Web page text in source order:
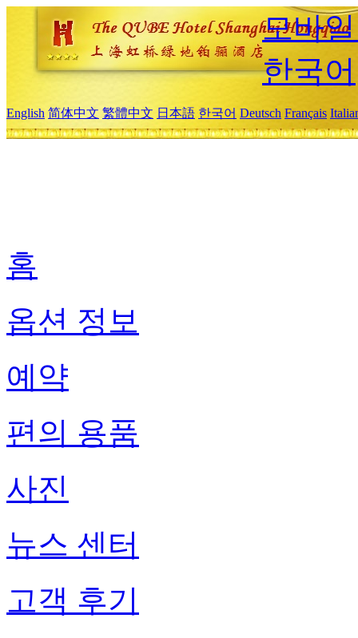
모바
한국어
English 简体中文 繁體中文 日本語 한국어 Deutsch Français
홈
옵션 정보
예약
편의 용품
사진
뉴스 센터
고객 후기